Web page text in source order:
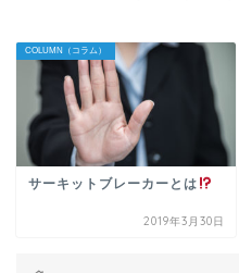
COLUMN（コラム）
サーキットブレーカーとは
2019年3月30日